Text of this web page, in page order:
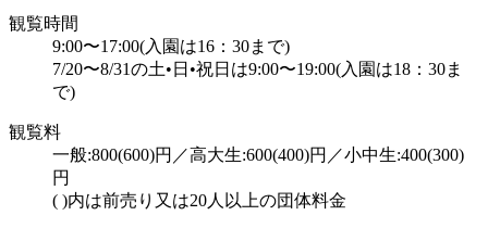
観覧時間
9:00〜17:00(入園は16：30まで)
7/20〜8/31の土•日•祝日は9:00〜19:00(入園は18：30ま
で)
観覧料
一般:800(600)円／高大生:600(400)円／小中生:400(300)
円
( )内は前売り又は20人以上の団体料金